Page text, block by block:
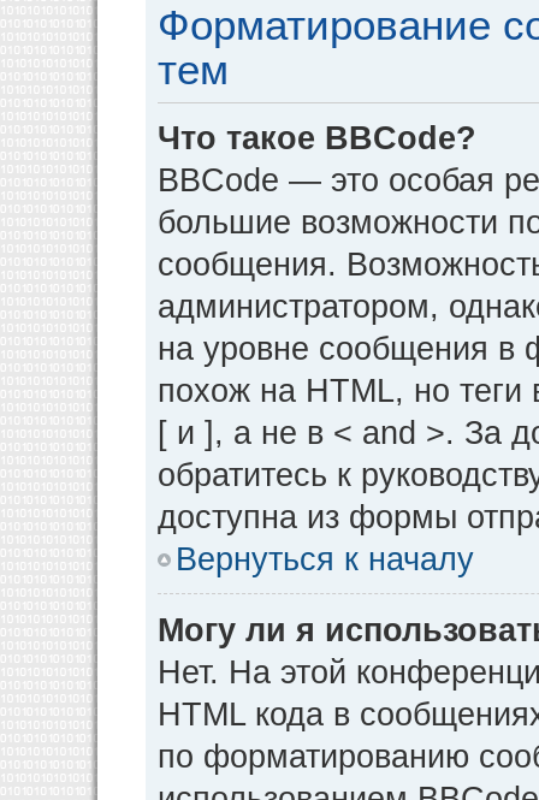
Форматирование
тем
Что такое BBCode?
BBCode — это особая
большие возможности
сообщения.
администратором,
на уровне сообщения в
похож на HTML, но теги
[ и ], а не в < and >. За
обратитесь к
доступна из формы
Вернуться к началу
Могу ли я
Нет. На этой
HTML кода в
по форматированию